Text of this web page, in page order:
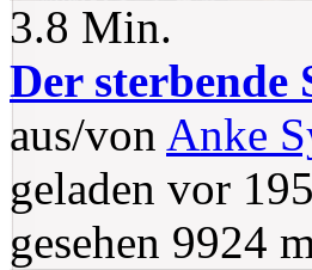
3.8 Min.
Der sterbende
aus/von Anke
geladen vor
gesehen 9924